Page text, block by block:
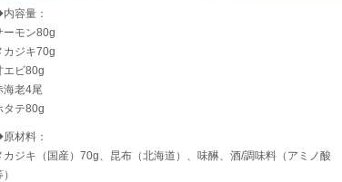
容量：
ーモン80g
カジキ70g
エビ80g
海老4尾
タテ80g
材料：
カジキ（国産）70g、昆布（北海道）、味醂、酒/調味料（アミノ酸